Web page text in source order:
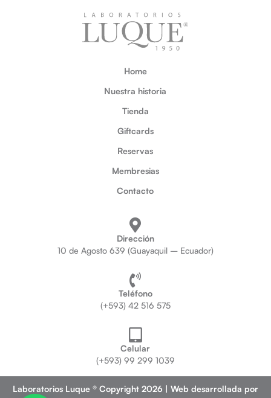
Home
Nuestra historia
Tienda
Giftcards
Reservas
Membresias
Contacto
Dirección
10 de Agosto 639 (Guayaquil – Ecuador)
Teléfono
(+593) 42 516 575
Celular
(+593) 99 299 1039
Laboratorios Luque ® Copyright 2026 | Web desarrollada por